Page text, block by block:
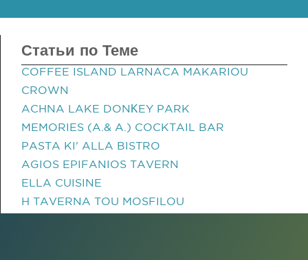
Статьи по Теме
COFFEE ISLAND LARNACA MAKARIOU
CROWN
ACHNA LAKE DONΚEY PARK
MEMORIES (A.& A.) COCKTAIL BAR
PASTA KI' ALLA BISTRO
AGIOS EPIFANIOS TAVERN
ELLA CUISINE
H TAVERNA TOU MOSFILOU